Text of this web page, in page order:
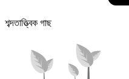
শব্দতাত্ত্বিক গাছ